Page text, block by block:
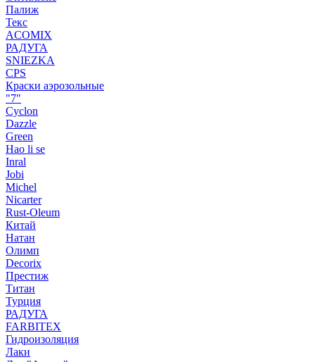
Палиж
Текс
ACOMIX
РАДУГА
SNIEZKA
CPS
Краски аэрозольные
"7"
Cyclon
Dazzle
Green
Hao li se
Inral
Jobi
Michel
Nicarter
Rust-Oleum
Китай
Натан
Олимп
Decorix
Престиж
Титан
Турция
РАДУГА
FARBITEX
Гидроизоляция
Лаки